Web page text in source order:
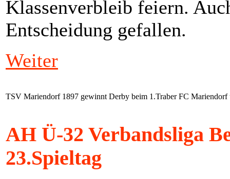
Klassenverbleib feiern.
Entscheidung gefallen.
Weiter
TSV Mariendorf 1897 gewinnt Derby beim 1.Traber FC Mariendorf
AH Ü-32 Verbandsliga
23.Spieltag